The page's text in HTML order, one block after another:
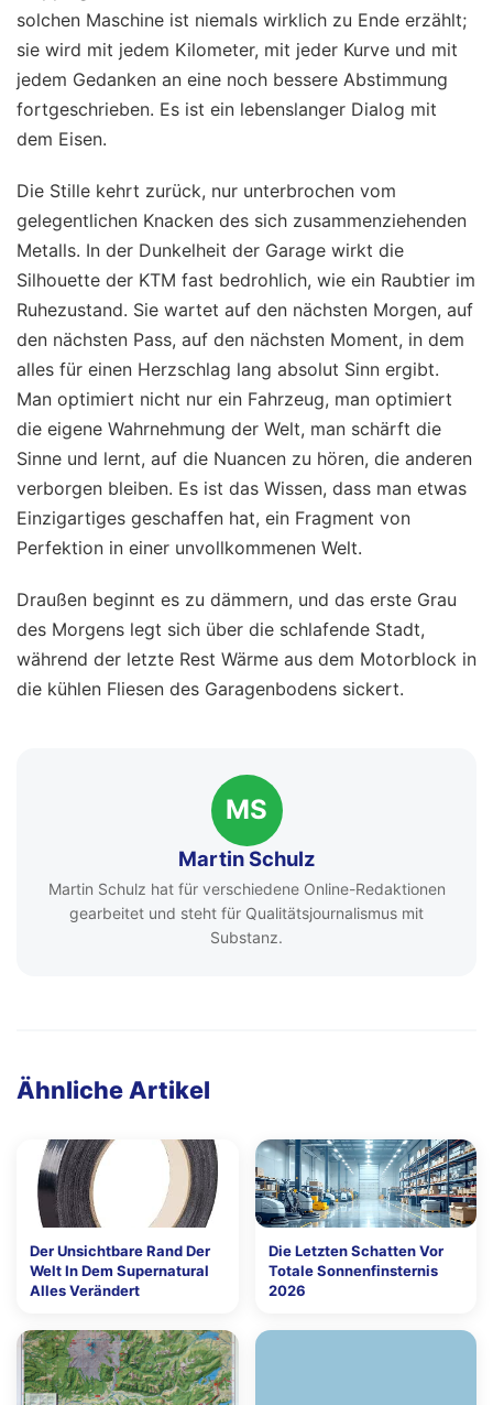
solchen Maschine ist niemals wirklich zu Ende erzählt;
sie wird mit jedem Kilometer, mit jeder Kurve und mit
jedem Gedanken an eine noch bessere Abstimmung
fortgeschrieben. Es ist ein lebenslanger Dialog mit
dem Eisen.
Die Stille kehrt zurück, nur unterbrochen vom
gelegentlichen Knacken des sich zusammenziehenden
Metalls. In der Dunkelheit der Garage wirkt die
Silhouette der KTM fast bedrohlich, wie ein Raubtier im
Ruhezustand. Sie wartet auf den nächsten Morgen, auf
den nächsten Pass, auf den nächsten Moment, in dem
alles für einen Herzschlag lang absolut Sinn ergibt.
Man optimiert nicht nur ein Fahrzeug, man optimiert
die eigene Wahrnehmung der Welt, man schärft die
Sinne und lernt, auf die Nuancen zu hören, die anderen
verborgen bleiben. Es ist das Wissen, dass man etwas
Einzigartiges geschaffen hat, ein Fragment von
Perfektion in einer unvollkommenen Welt.
Draußen beginnt es zu dämmern, und das erste Grau
des Morgens legt sich über die schlafende Stadt,
während der letzte Rest Wärme aus dem Motorblock in
die kühlen Fliesen des Garagenbodens sickert.
MS
Martin Schulz
Martin Schulz hat für verschiedene Online-Redaktionen
gearbeitet und steht für Qualitätsjournalismus mit
Substanz.
Ähnliche Artikel
Der Unsichtbare Rand Der
Welt In Dem Supernatural
Alles Verändert
Die Letzten Schatten Vor
Totale Sonnenfinsternis
2026